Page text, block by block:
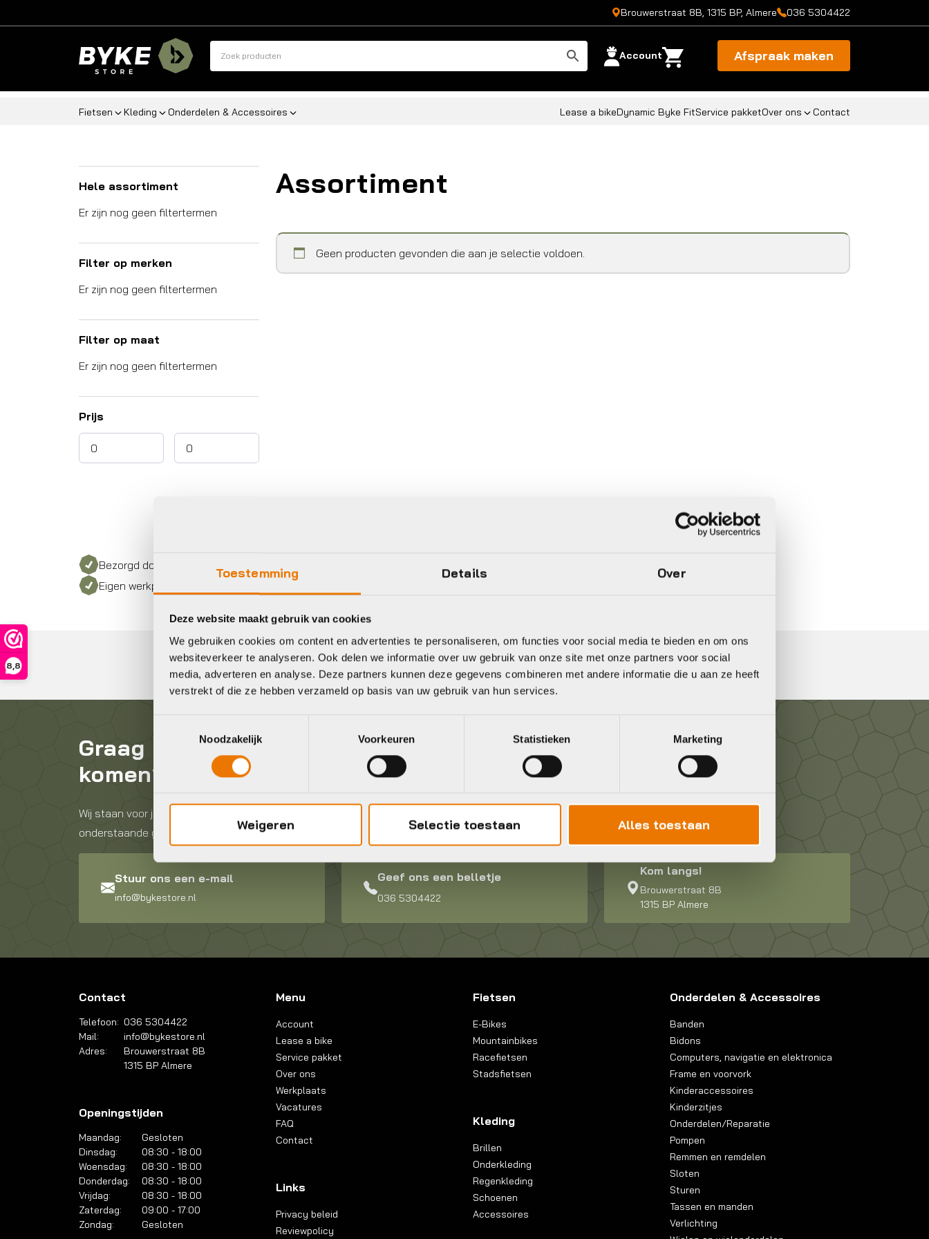
Toestemming Details Over
Deze website maakt gebruik van cookies
We gebruiken cookies om content en advertenties te personaliseren, om functies voor social media te bieden en om ons
websiteverkeer te analyseren. Ook delen we informatie over uw gebruik van onze site met onze partners voor social
media, adverteren en analyse. Deze partners kunnen deze gegevens combineren met andere informatie die u aan ze heeft
verstrekt of die ze hebben verzameld op basis van uw gebruik van hun services.
Noodzakelijk
Voorkeuren Statistieken Marketing
Weigeren Selectie toestaan Alles toestaan
8,8
Brouwerstraat 8B, 1315 BP, Almere 036 5304422
Account Afspraak maken
Fietsen Kleding Onderdelen & Accessoires Lease a bikeDynamic Byke FitService pakketOver ons Contact
Hele assortiment
Er zijn nog geen filtertermen
Filter op merken
Er zijn nog geen filtertermen
Filter op maat
Er zijn nog geen filtertermen
Prijs
Assortiment
Geen producten gevonden die aan je selectie voldoen.
Bezorgd door heel Nederland verzending vanaf €50 In 3 keer betalen,
Eigen werkplaats met gecertificeerd personeel
Graag in contact
komen?
Wij staan voor je klaar! Neem contact op via de
onderstaande gegevens.
Stuur ons een e-mail
info@bykestore.nl
Geef ons een belletje
036 5304422
Kom langs!
Brouwerstraat 8B
1315 BP Almere
Contact
Telefoon: 036 5304422
Mail:
info@bykestore.nl
Adres:
Brouwerstraat 8B
1315 BP Almere
Openingstijden
Maandag:
Gesloten
Dinsdag:
08:30 - 18:00
Woensdag:
08:30 - 18:00
Donderdag:
08:30 - 18:00
Vrijdag:
08:30 - 18:00
Zaterdag:
09:00 - 17:00
Zondag:
Gesloten
Menu
Account
Lease a bike
Service pakket
Over ons
Werkplaats
Vacatures
FAQ
Contact
Links
Privacy beleid
Reviewpolicy
Fietsen
E-Bikes
Mountainbikes
Racefietsen
Stadsfietsen
Kleding
Brillen
Onderkleding
Regenkleding
Schoenen
Accessoires
Onderdelen & Accessoires
Banden
Bidons
Computers, navigatie en elektronica
Frame en voorvork
Kinderaccessoires
Kinderzitjes
Onderdelen/Reparatie
Pompen
Remmen en remdelen
Sloten
Sturen
Tassen en manden
Verlichting